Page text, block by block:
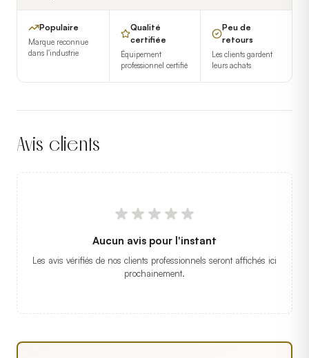
Populaire
Marque reconnue
dans l'industrie
Qualité
certifiée
Équipement
professionnel certifié
Peu de
retours
Les clients gardent
leurs achats
Avis clients
Aucun avis pour l'instant
Les avis vérifiés de nos clients professionnels seront affichés ici
prochainement.